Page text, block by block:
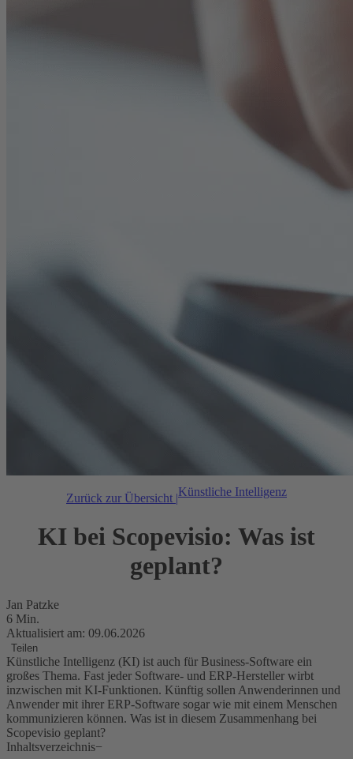
Zurück zur Übersicht |Künstliche Intelligenz
KI bei Scopevisio: Was ist
geplant?
Jan Patzke
6 Min.
Aktualisiert am: 09.06.2026
Teilen
Künstliche Intelligenz (KI) ist auch für Business-Software ein
großes Thema. Fast jeder Software- und ERP-Hersteller wirbt
inzwischen mit KI-Funktionen. Künftig sollen Anwenderinnen und
Anwender mit ihrer ERP-Software sogar wie mit einem Menschen
kommunizieren können. Was ist in diesem Zusammenhang bei
Scopevisio geplant?
Inhaltsverzeichnis−